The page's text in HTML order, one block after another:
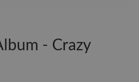
- Crazy